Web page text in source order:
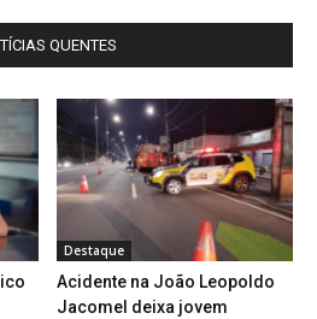
QUENTES
Destaque
Acidente na João Leopoldo
Jacomel deixa jovem